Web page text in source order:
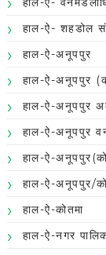
हाल-ऐ- शहडोल
हाल-ऐ-अनूपपुर
हाल-ऐ-अनूपपुर
हाल-ऐ-अनूपपुर
हाल-ऐ-अनूपपुर
हाल-ऐ-
हाल-ऐ-अनूपपुर/
हाल-ऐ-कोतमा
हाल-ऐ-नगर